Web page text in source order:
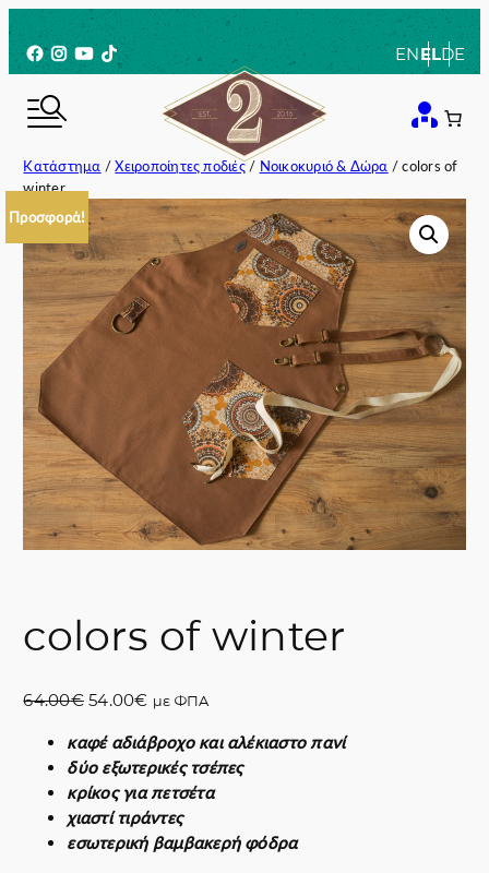
στο
περιεχόμενο
Facebook
Instagram
YouTube
TikTok ENELDE
Κατάστημα /Χειροποίητες ποδιές/ Νοικοκυριό & Δώρα / colors of
winter
Προσφορά!
colors of winter
64.00€ O
i
g
i
n
a
54.00€Η
ρ
έ
χ
ο
υ
με ΦΠΑ
καφέ αδιάβροχο και αλέκιαστο πανί
δύο εξωτερικές τσέπες
κρίκος για πετσέτα
χιαστί τιράντες
εσωτερική βαμβακερή φόδρα